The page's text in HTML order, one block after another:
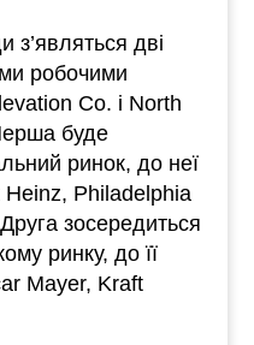
з’являться дві
робочими
Co. і North
буде
ринок, до неї
Heinz, Philadelphia
зосередиться
ринку, до її
Mayer, Kraft